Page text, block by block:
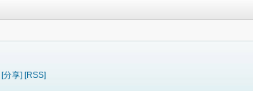
[分享] [RSS]